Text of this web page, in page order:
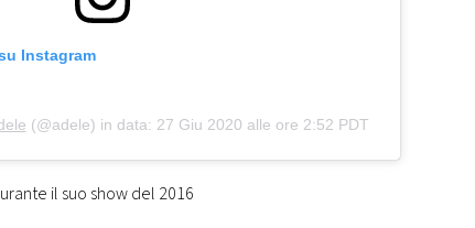
Instagram
(@adele) in data: 27 Giu 2020 alle ore 2:52 PDT
il suo show del 2016